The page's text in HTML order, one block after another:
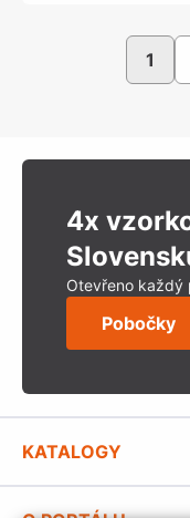
1
4x
Otevřeno každý
Pobočky
KATALOGY